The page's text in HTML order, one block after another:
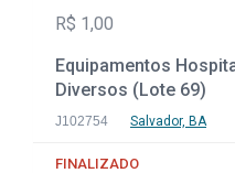
R$ 1,00
Equipamentos
Diversos (Lote 69)
J102754 Salvador, BA
FINALIZADO